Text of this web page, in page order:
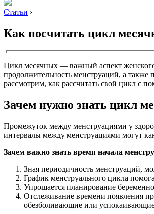
Статьи ›
Как посчитать цикл
Цикл месячных — важный аспект женского
продолжительность менструаций, а также
рассмотрим, как рассчитать свой цикл с
Зачем нужно знать цикл
Промежуток между менструациями у
интервалы между менструациями могут
Зачем важно знать время начала
Зная периодичность менструаций,
График менструального цикла
Упрощается планирование
Отслеживание времени появления
обезболивающие или успокаивающие